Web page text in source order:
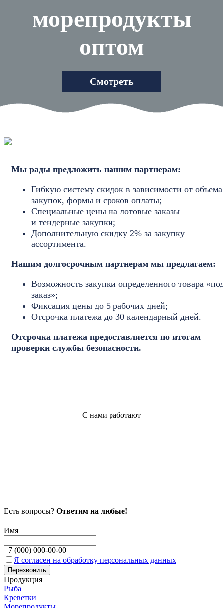
морепродукты
оптом
Смотреть
Мы рады предложить нашим партнерам:
Гибкую систему скидок в зависимости от объема
закупок, формы и сроков оплаты;
Специальные цены на лотовые заказы
и тендерные закупки;
Дополнительную скидку 2% за закупку
ассортимента.
Нашим долгосрочным партнерам мы предлагаем:
Возможность закупки определенного товара
заказ»;
Фиксация цены до 5 рабочих дней;
Отсрочка платежа до 30 календарный дней.
Отсрочка платежа предоставляется по итогам
проверки службы безопасности.
С нами работают
Есть вопросы? Ответим на любые!
Имя
+7 (000) 000-00-00
Я согласен на обработку персональных данных
Продукция
Рыба
Креветки
Морепродукты